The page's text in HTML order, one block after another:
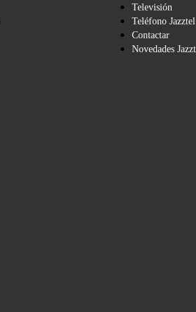
Televisión
Teléfono Jazztel
Contactar
Novedades